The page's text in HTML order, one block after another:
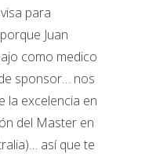
para
porque Juan
como medico
sponsor… nos
la excelencia en
del Master en
así que te